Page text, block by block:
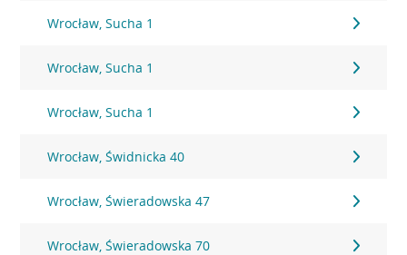
Wrocław, Sucha 1
Wrocław, Sucha 1
Wrocław, Sucha 1
Wrocław, Świdnicka 40
Wrocław, Świeradowska 47
Wrocław, Świeradowska 70